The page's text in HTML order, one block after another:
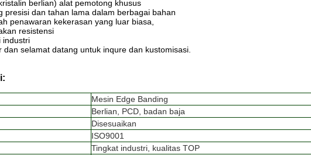
berlian) alat pemotong khusus
presisi dan tahan lama dalam berbagai bahan
penawaran kekerasan yang luar biasa,
resistensi
industri
dan selamat datang untuk inqure dan kustomisasi.
Mesin Edge Banding
Berlian, PCD, badan baja
Disesuaikan
ISO9001
Tingkat industri, kualitas TOP